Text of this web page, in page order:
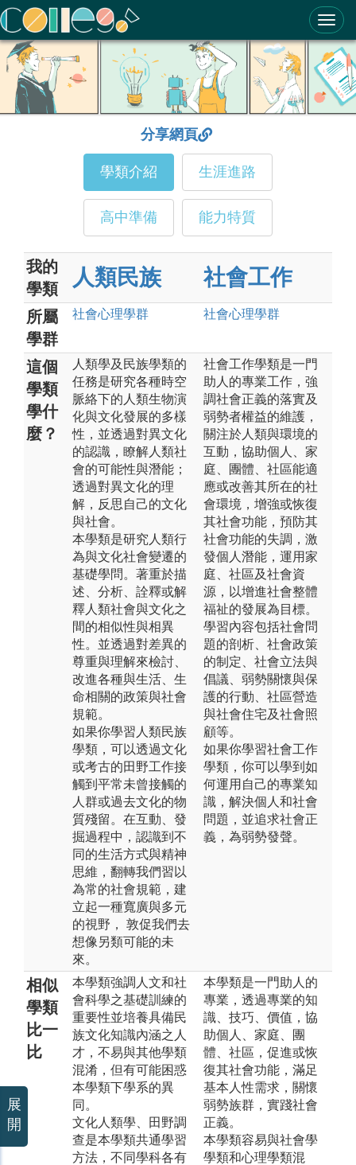
ColleGo! 大學選才與高中育才輔助系統
分享網頁
學類介紹 生涯進路
高中準備 能力特質
我的
學類
人類民族 社會工作
所屬
學群
社會心理學群 社會心理學群
這個
學類
學什
麼？
人類學及民族學類的
任務是研究各種時空
脈絡下的人類生物演
化與文化發展的多樣
性，並透過對異文化
的認識，瞭解人類社
會的可能性與潛能；
透過對異文化的理
解，反思自己的文化
與社會。
本學類是研究人類行
為與文化社會變遷的
基礎學問。著重於描
述、分析、詮釋或解
釋人類社會與文化之
間的相似性與相異
性。並透過對差異的
尊重與理解來檢討、
改進各種與生活、生
命相關的政策與社會
規範。
如果你學習人類民族
學類，可以透過文化
或考古的田野工作接
觸到平常未曾接觸的
人群或過去文化的物
質殘留。在互動、發
掘過程中，認識到不
同的生活方式與精神
思維，翻轉我們習以
為常的社會規範，建
立起一種寬廣與多元
的視野， 敦促我們去
想像另類可能的未
來。
社會工作學類是一門
助人的專業工作，強
調社會正義的落實及
弱勢者權益的維護，
關注於人類與環境的
互動，協助個人、家
庭、團體、社區能適
應或改善其所在的社
會環境，增強或恢復
其社會功能，預防其
社會功能的失調，激
發個人潛能，運用家
庭、社區及社會資
源，以增進社會整體
福祉的發展為目標。
學習內容包括社會問
題的剖析、社會政策
的制定、社會立法與
倡議、弱勢關懷與保
護的行動、社區營造
與社會住宅及社會照
顧等。
如果你學習社會工作
學類，你可以學到如
何運用自己的專業知
識，解決個人和社會
問題，並追求社會正
義，為弱勢發聲。
相似
學類
比一
比
本學類強調人文和社
會科學之基礎訓練的
重要性並培養具備民
族文化知識內涵之人
才，不易與其他學類
混淆，但有可能困惑
本學類下學系的異
同。
文化人類學、田野調
查是本學類共通學習
方法，不同學科各有
本學類是一門助人的
專業，透過專業的知
識、技巧、價值，協
助個人、家庭、團
體、社區，促進或恢
復其社會功能，滿足
基本人性需求，關懷
弱勢族群，實踐社會
正義。
本學類容易與社會學
學類和心理學類混
展
開